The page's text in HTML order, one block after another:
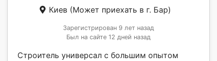
Киев (Может приехать в г. Бар)
Зарегистрирован 9 лет назад
Был на сайте 12 дней назад
Строитель универсал с большим опытом